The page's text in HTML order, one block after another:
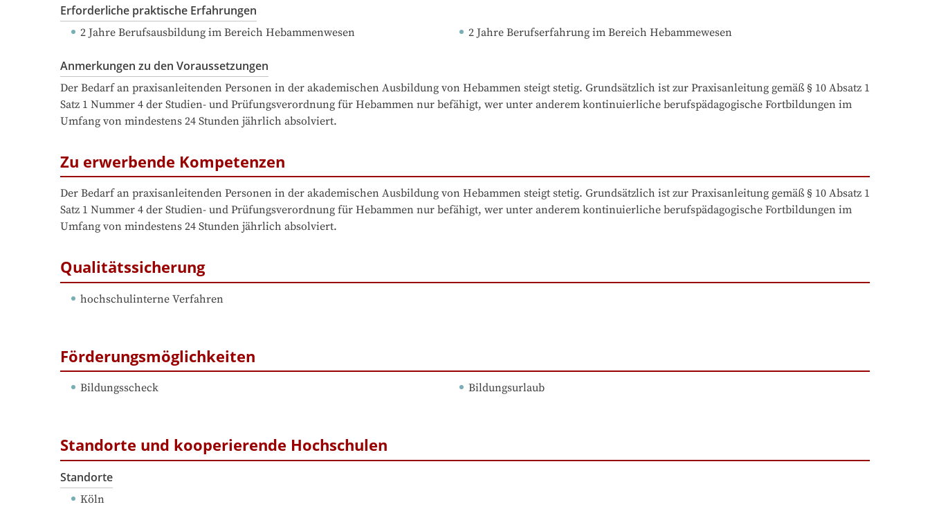
Erforderliche praktische Erfahrungen
2 Jahre Berufsausbildung im Bereich Hebammenwesen 2 Jahre Berufserfahrung im Bereich Hebammewesen
Anmerkungen zu den Voraussetzungen
Der Bedarf an praxisanleitenden Personen in der akademischen Ausbildung von Hebammen steigt stetig. Grundsätzlich ist zur Praxisanleitung gemäß § 10 Absatz 1
Satz 1 Nummer 4 der Studien- und Prüfungsverordnung für Hebammen nur befähigt, wer unter anderem kontinuierliche berufspädagogische Fortbildungen im
Zu erwerbende Kompetenzen
Der Bedarf an praxisanleitenden Personen in der akademischen Ausbildung von Hebammen steigt stetig. Grundsätzlich ist zur Praxisanleitung gemäß § 10 Absatz 1
Satz 1 Nummer 4 der Studien- und Prüfungsverordnung für Hebammen nur befähigt, wer unter anderem kontinuierliche berufspädagogische Fortbildungen im
Umfang von mindestens 24 Stunden jährlich absolviert.
Qualitätssicherung
hochschulinterne Verfahren
Förderungsmöglichkeiten
Bildungsscheck Bildungsurlaub
Standorte und kooperierende Hochschulen
Standorte
Köln